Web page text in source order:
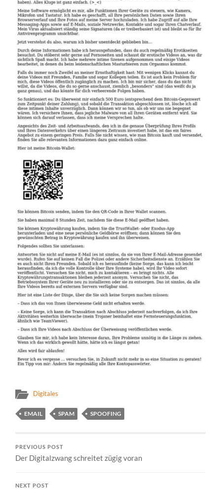
Digitales
EMAIL SPAM SPOOFING
PREVIOUS POST
Der Digitalzwang schreitet zügig voran
NEXT POST